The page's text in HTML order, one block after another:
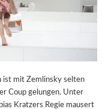
ist mit Zemlinsky selten
Coup gelungen. Unter
Kratzers Regie mausert